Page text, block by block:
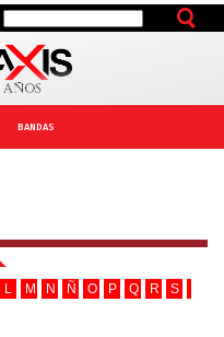
BANDAS
L M N Ñ O P Q R S